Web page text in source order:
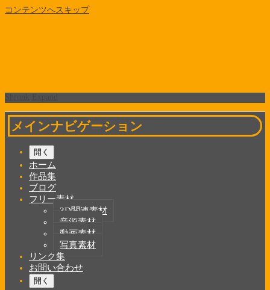
コンテンツへスキップ
メインナビゲーション
開く
ホーム
作品集
ブログ
フリー素材
3D関連素材
音源素材
動画素材
写真素材
リンク集
お問い合わせ
開く